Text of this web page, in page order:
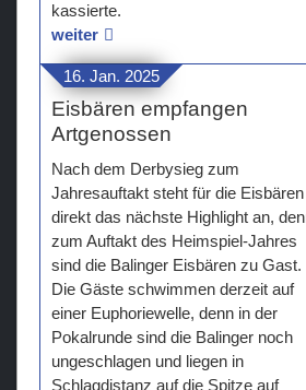
kassierte.
weiter
16. Jan. 2025
Eisbären empfangen
Artgenossen
Nach dem Derbysieg zum
Jahresauftakt steht für die Eisbären
direkt das nächste Highlight an,
zum Auftakt des Heimspiel-Jahres
sind die Balinger Eisbären zu Gast.
Die Gäste schwimmen derzeit auf
einer Euphoriewelle, denn in der
Pokalrunde sind die Balinger noch
ungeschlagen und liegen in
Schlagdistanz auf die Spitze auf